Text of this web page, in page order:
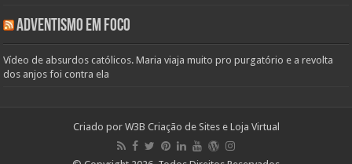
Adventismo em Foco
Vídeo de absurdos católicos. Maria viaja muito pro purgatório e a revolta
dos anjos foi contra ela
Criado por W3B Criação de Sites e Loja Virtual